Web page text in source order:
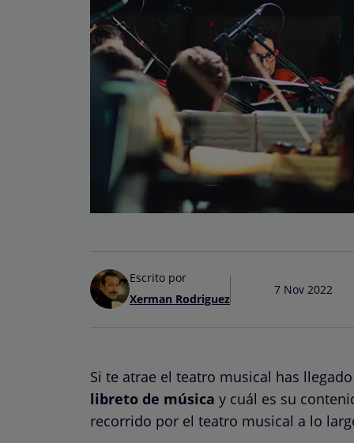
Escrito por
Xerman Rodriguez
7 Nov 2022
Si te atrae el teatro musical has
libreto de música y cuál es su
recorrido por el teatro musical a lo